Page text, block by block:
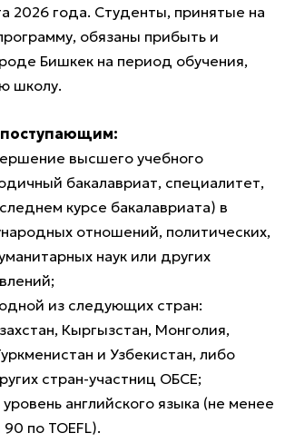
2026 года. Студенты, принятые на
обязаны прибыть и
Бишкек на период обучения,
школу.
поступающим:
высшего учебного
бакалавриат, специалитет,
курсе бакалавриата) в
отношений, политических,
наук или других
из следующих стран:
Кыргызстан, Монголия,
и Узбекистан, либо
стран-участниц ОБСЕ;
английского языка (не менее
90 по TOEFL).